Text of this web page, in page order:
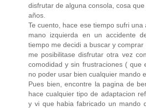
disfrutar de alguna consola, cosa
años.
Te cuento, hace ese tiempo sufri una
mano izquierda en un accidente
tiempo me decidi a buscar y
me posibilitase disfrutar otra vez
comodidad y sin frustraciones ( que
no poder usar bien cualquier mando
Pues bien, encontre la pagina de
hace cualquier tipo de adaptacion
y vi que habia fabricado un mando